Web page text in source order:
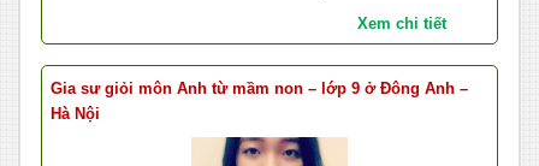
Xem chi tiết
Gia sư giỏi môn Anh từ mầm non – lớp 9 ở Đông Anh –
Hà Nội